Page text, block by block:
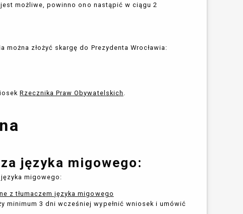
możliwe, powinno ono nastąpić w ciągu 2
złożyć skargę do Prezydenta Wrocławia:
Rzecznika Praw Obywatelskich
języka migowego:
migowego:
z tłumaczem języka migowego
minimum 3 dni wcześniej wypełnić wniosek i umówić